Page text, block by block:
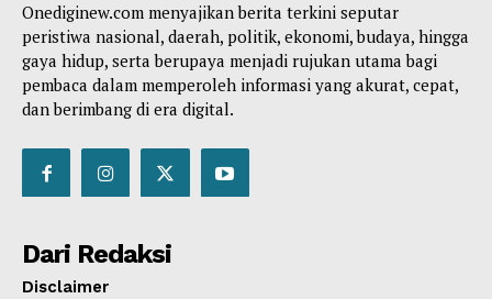
Onediginew.com menyajikan berita terkini seputar
peristiwa nasional, daerah, politik, ekonomi, budaya, hingga
gaya hidup, serta berupaya menjadi rujukan utama bagi
pembaca dalam memperoleh informasi yang akurat, cepat,
dan berimbang di era digital.
Dari Redaksi
Disclaimer